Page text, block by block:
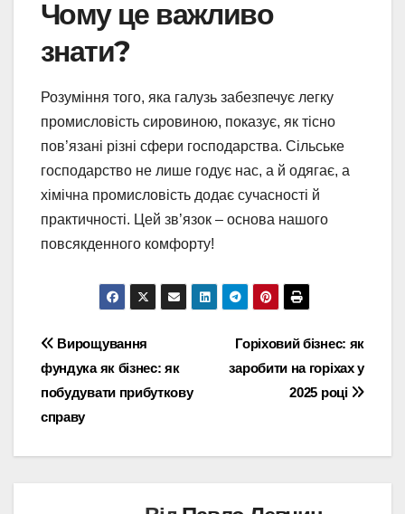
Чому це важливо
знати?
Розуміння того, яка галузь забезпечує легку
промисловість сировиною, показує, як тісно
пов’язані різні сфери господарства. Сільське
господарство не лише годує нас, а й одягає, а
хімічна промисловість додає сучасності й
практичності. Цей зв’язок – основа нашого
повсякденного комфорту!
Навігація
записів
Горіховий бізнес: як
заробити на горіхах у
2025 році
Вирощування
фундука як бізнес: як
побудувати прибуткову
справу